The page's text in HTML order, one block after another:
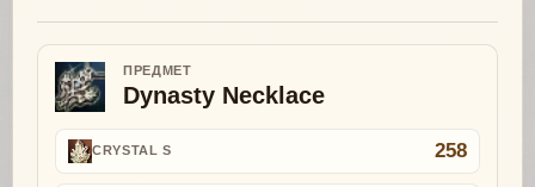
ПРЕДМЕТ
Dynasty Necklace
CRYSTAL S 258